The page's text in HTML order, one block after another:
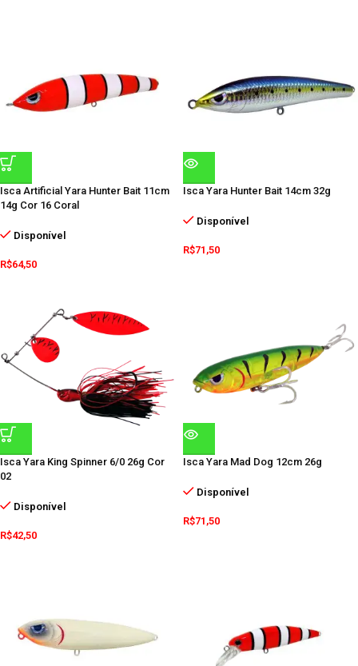
Isca Artificial Yara Hunter Bait 11cm
14g Cor 16 Coral
Disponível
R$64,50
Isca Yara Hunter Bait 14cm 32g
Disponível
R$71,50
Isca Yara King Spinner 6/0 26g Cor
02
Disponível
R$42,50
Isca Yara Mad Dog 12cm 26g
Disponível
R$71,50